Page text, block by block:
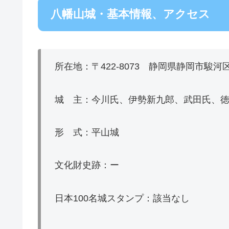
八幡山城・基本情報、アクセス
所在地：〒422-8073 静岡県静岡市駿河
城 主：今川氏、伊勢新九郎、武田氏、
形 式：平山城
文化財史跡：ー
日本100名城スタンプ：該当なし